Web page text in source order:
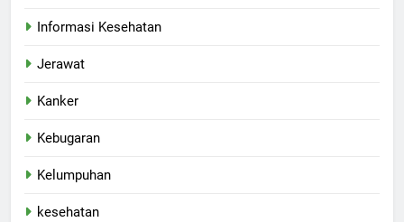
Informasi Kesehatan
Jerawat
Kanker
Kebugaran
Kelumpuhan
kesehatan